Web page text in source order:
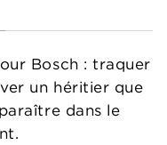
Bosch : traquer
un héritier que
dans le